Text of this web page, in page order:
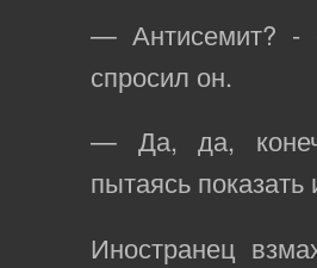
— Антисемит? -
спросил он.
— Да, да,
пытаясь
Иностранец